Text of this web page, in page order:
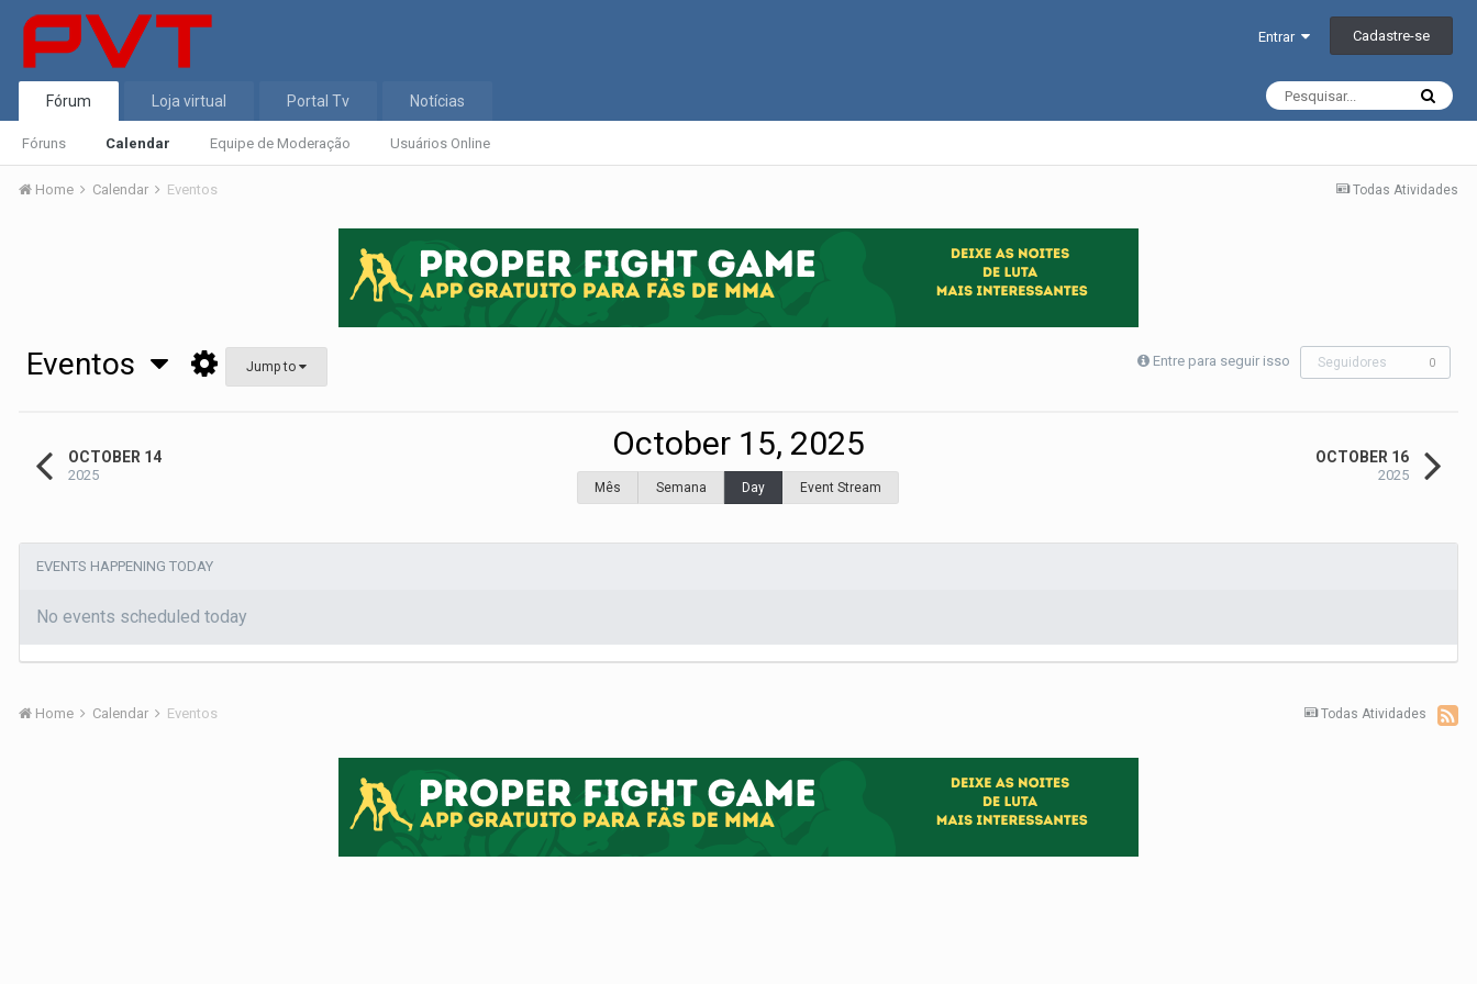
Entrar Cadastre-se
Fórum
Fóruns Calendar Equipe de Moderação Usuários Online
Loja virtual Portal Tv Notícias
Todas Atividades
Home Calendar Eventos
Entre para seguir isso Seguidores 0
Eventos Jump to
OCTOBER 14
2025
October 15, 2025
Mês Semana Day Event Stream
OCTOBER 16
2025
EVENTS HAPPENING TODAY
No events scheduled today
Todas Atividades
Home Calendar Eventos